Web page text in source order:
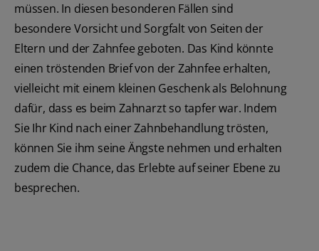
müssen. In diesen besonderen Fällen sind
besondere Vorsicht und Sorgfalt von Seiten der
Eltern und der Zahnfee geboten. Das Kind könnte
einen tröstenden Brief von der Zahnfee erhalten,
vielleicht mit einem kleinen Geschenk als Belohnung
dafür, dass es beim Zahnarzt so tapfer war. Indem
Sie Ihr Kind nach einer Zahnbehandlung trösten,
können Sie ihm seine Ängste nehmen und erhalten
zudem die Chance, das Erlebte auf seiner Ebene zu
besprechen.